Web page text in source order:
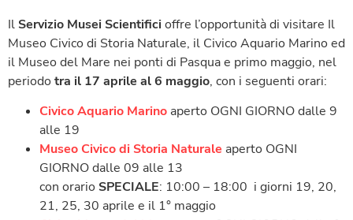
Il Servizio Musei Scientificioffre l’opportunità di visitare Il
Museo Civico di Storia Naturale, il Civico Aquario Marino ed
il Museo del Mare nei ponti di Pasqua e primo maggio, nel
periodo tra il 17 aprile al 6 maggio, con i seguenti orari:
Civico Aquario Marino aperto OGNI GIORNO dalle 9
alle 19
Museo Civico di Storia Naturale aperto OGNI
GIORNO dalle 09 alle 13
con orario SPECIALE: 10:00 – 18:00 i giorni 19, 20,
21, 25, 30 aprile e il 1° maggio